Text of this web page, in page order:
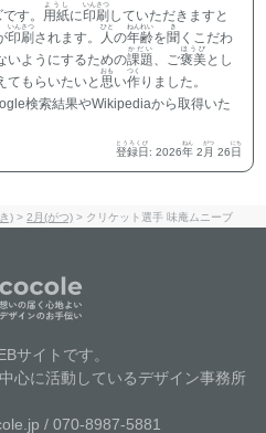
す。 用紙
ようし
に印刷
いんさつ
していただきますと
印刷
いんさつ
されます。 人
ひと
の年齢
ねんれい
を聞
き
くこだわ
いようにするための課題
かだい
、ご褒美
ほうび
とし
てもらいたいと思
おも
い作
つく
りました。
検索結果やWikipediaから取得いた
登録日
とうろくび
: 2026年
ねん
2 月
がつ
26日
にち
) >2月(がつ) > クリケット選手 味庵ムニーブ
サイトです。
心に活動しているデザイン事務所
/ 070-8987-5881